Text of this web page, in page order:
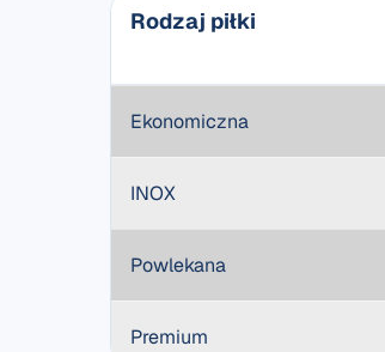
Rodzaj piłki
Ekonomiczna
INOX
Powlekana
Premium